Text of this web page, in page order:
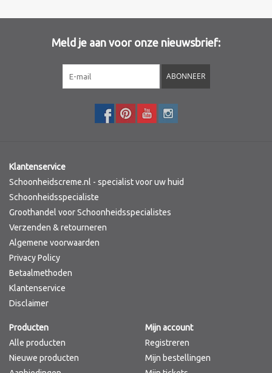
Meld je aan voor onze nieuwsbrief:
ABONNEER
Klantenservice
Schoonheidscreme.nl - specialist voor uw huid
Schoonheidsspecialiste
Groothandel voor Schoonheidsspecialistes
Verzenden & retourneren
Algemene voorwaarden
Privacy Policy
Betaalmethoden
Klantenservice
Disclaimer
Producten
Alle producten
Nieuwe producten
Mijn account
Registreren
Mijn bestellingen